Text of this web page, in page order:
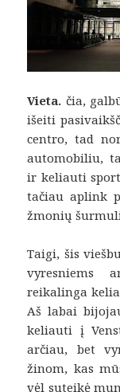
Vieta. čia,
išeiti
centro, tad
automobiliu,
ir keliauti
tačiau aplink
žmonių
Taigi, šis
vyresniems
reikalinga
Aš labai
keliauti į
arčiau, bet
žinom, kas
vėl suteikė